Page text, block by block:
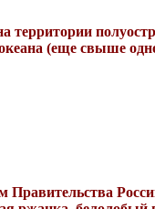
(еще свыше